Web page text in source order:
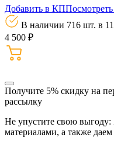
Добавить в КП
В наличии 716 шт. в
4 500 ₽
Получите 5% скидку на
рассылку
Не упустите свою выгоду:
материалами, а также